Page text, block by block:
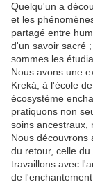
Quelqu'un a
et les
partagé entre
d'un savoir sacré
sommes les
Nous avons une
Kreká, à l'école
écosystème
pratiquons non
soins ancestraux,
Nous découvrons
du retour, celle
travaillons avec
de l'enchantement.